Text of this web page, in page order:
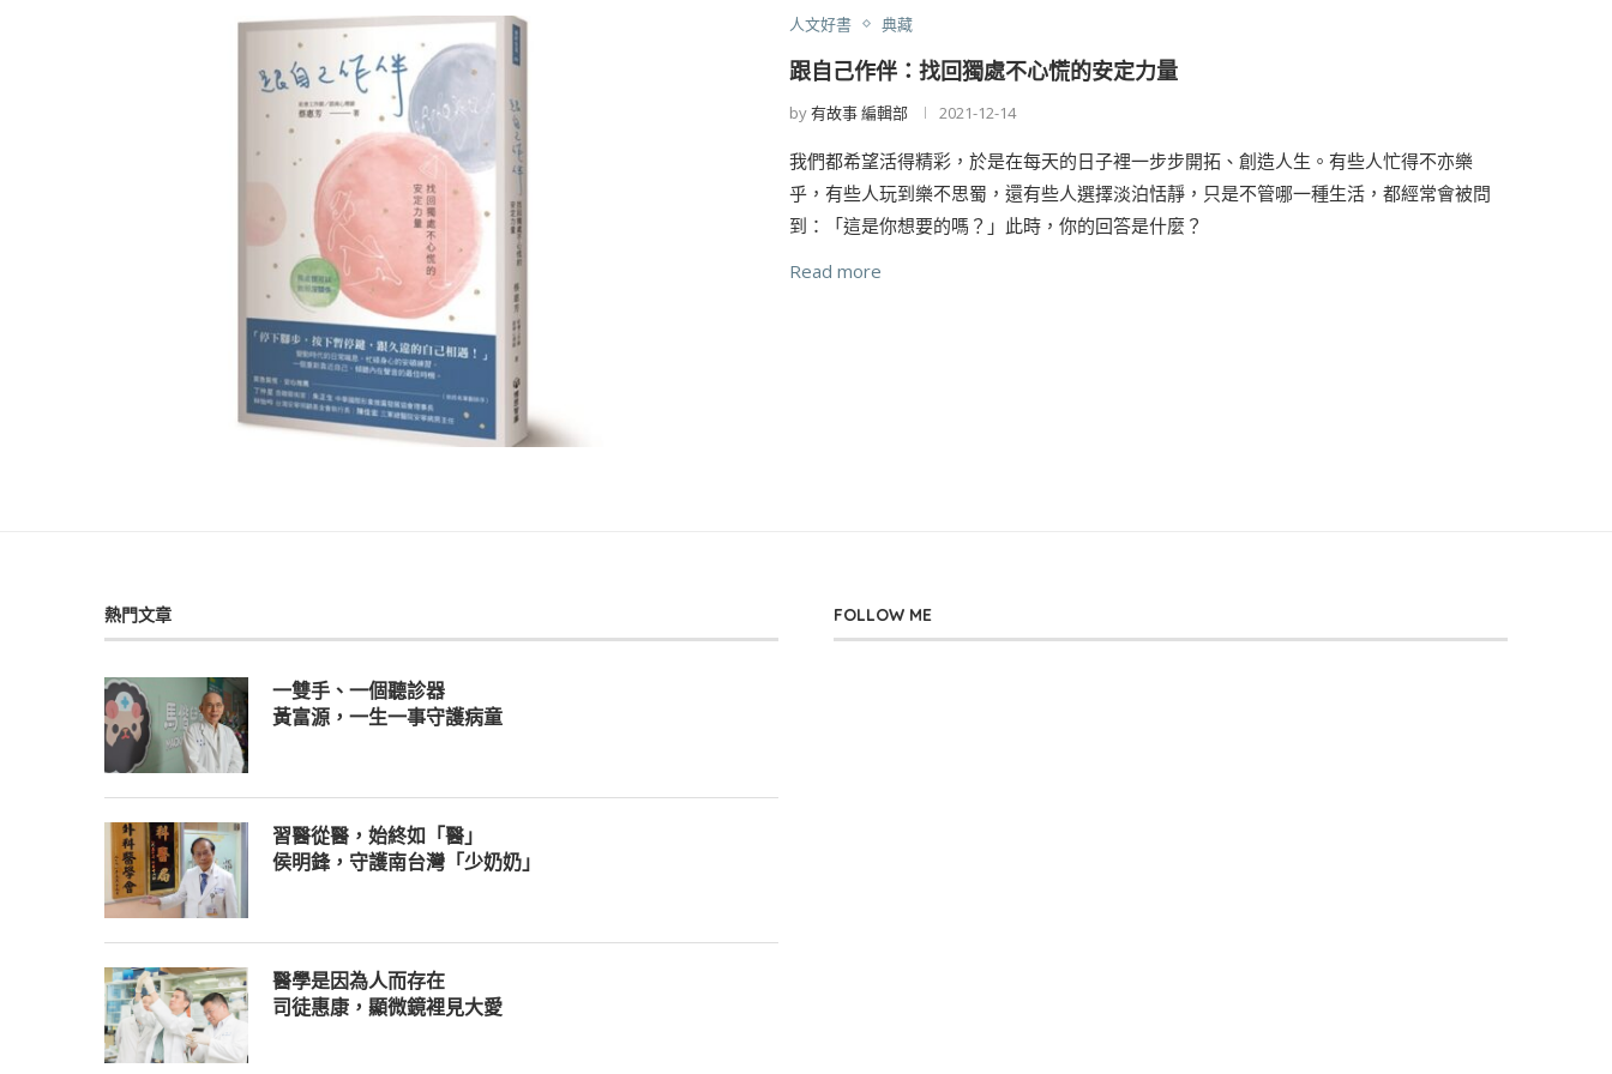
人文好書 典藏
跟自己作伴：找回獨處不心慌的安定力量
by有故事 編輯部 2021-12-14
我們都希望活得精彩，於是在每天的日子裡一步步開拓、創造人生。有些人忙得不亦樂
乎，有些人玩到樂不思蜀，還有些人選擇淡泊恬靜，只是不管哪一種生活，都經常會被問
到：「這是你想要的嗎？」此時，你的回答是什麼？
Read more
熱門文章
一雙手、一個聽診器
黃富源，一生一事守護病童
習醫從醫，始終如「醫」
侯明鋒，守護南台灣「少奶奶」
醫學是因為人而存在
司徒惠康，顯微鏡裡見大愛
FOLLOW ME